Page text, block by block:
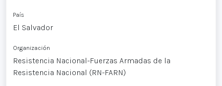
País
El Salvador
Organización
Resistencia Nacional-Fuerzas Armadas de la
Resistencia Nacional (RN-FARN)